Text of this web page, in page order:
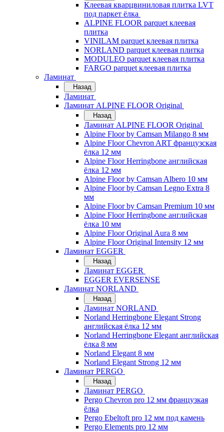
Клеевая кварцвиниловая плитка LVT
под паркет ёлка
ALPINE FLOOR parquet клеевая
плитка
VINILAM parquet клеевая плитка
NORLAND parquet клеевая плитка
MODULEO parquet клеевая плитка
FARGO parquet клеевая плитка
Ламинат
Назад
Ламинат
Ламинат ALPINE FLOOR Original
Назад
Ламинат ALPINE FLOOR Original
Alpine Floor by Camsan Milango 8 мм
Alpine Floor Chevron ART французская
ёлка 12 мм
Alpine Floor Herringbone английская
ёлка 12 мм
Alpine Floor by Camsan Albero 10 мм
Alpine Floor by Camsan Legno Extra 8
мм
Alpine Floor by Camsan Premium 10 мм
Alpine Floor Herringbone английская
ёлка 10 мм
Alpine Floor Original Aura 8 мм
Alpine Floor Original Intensity 12 мм
Ламинат EGGER
Назад
Ламинат EGGER
EGGER EVERSENSE
Ламинат NORLAND
Назад
Ламинат NORLAND
Norland Herringbone Elegant Strong
английская ёлка 12 мм
Norland Herringbone Elegant английская
ёлка 8 мм
Norland Elegant 8 мм
Norland Elegant Strong 12 мм
Ламинат PERGO
Назад
Ламинат PERGO
Pergo Chevron pro 12 мм французкая
ёлка
Pergo Ebeltoft pro 12 мм под камень
Pergo Elements pro 12 мм